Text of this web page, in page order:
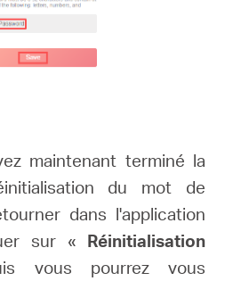
maintenant terminé la
du mot de
dans l'application
sur « Réinitialisation
vous pourrez vous